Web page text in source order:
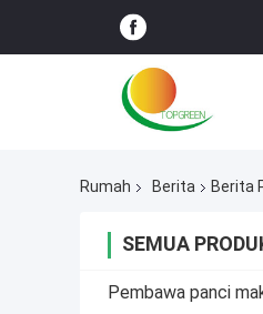
Rumah Berita Berita
SEMUA
Pembawa panci